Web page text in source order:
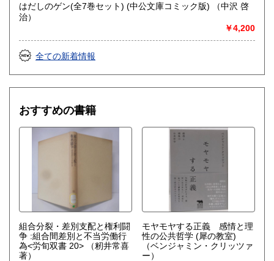
はだしのゲン(全7巻セット) (中公文庫コミック版) （中沢 啓
治）
￥4,200
全ての新着情報
おすすめの書籍
組合分裂・差別支配と権利闘
争 :組合間差別と不当労働行
為<労旬双書 20>
（籾井常喜
著）
モヤモヤする正義 感情と理
性の公共哲学 (犀の教室)
（ベンジャミン・クリッツァ
ー）